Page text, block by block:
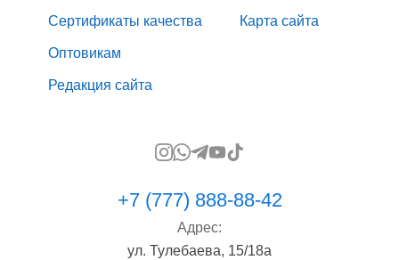
Сертификаты качества
Оптовикам
Редакция сайта
Карта сайта
+7 (777) 888-88-42
Адрес:
ул. Тулебаева, 15/18а